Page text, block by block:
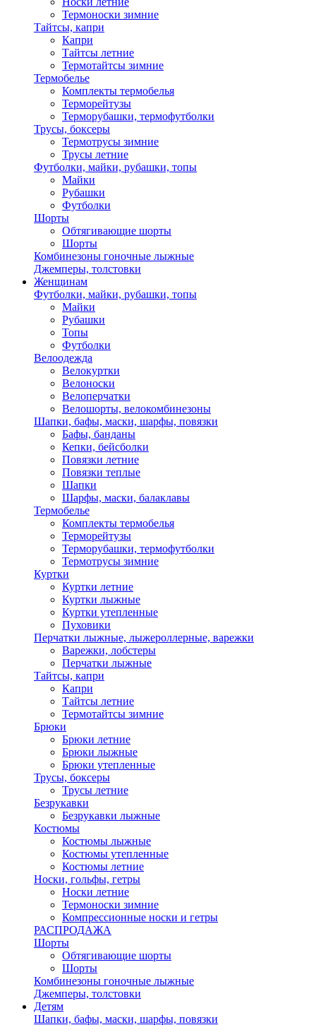
Термоноски зимние
Тайтсы, капри
Капри
Тайтсы летние
Термотайтсы зимние
Термобелье
Комплекты термобелья
Терморейтузы
Терморубашки, термофутболки
Трусы, боксеры
Термотрусы зимние
Трусы летние
Футболки, майки, рубашки, топы
Майки
Рубашки
Футболки
Шорты
Обтягивающие шорты
Шорты
Комбинезоны гоночные лыжные
Джемперы, толстовки
Женщинам
Футболки, майки, рубашки, топы
Майки
Рубашки
Топы
Футболки
Велоодежда
Велокуртки
Велоноски
Велоперчатки
Велошорты, велокомбинезоны
Шапки, бафы, маски, шарфы, повязки
Бафы, банданы
Кепки, бейсболки
Повязки летние
Повязки теплые
Шапки
Шарфы, маски, балаклавы
Термобелье
Комплекты термобелья
Терморейтузы
Терморубашки, термофутболки
Термотрусы зимние
Куртки
Куртки летние
Куртки лыжные
Куртки утепленные
Пуховики
Перчатки лыжные, лыжероллерные, варежки
Варежки, лобстеры
Перчатки лыжные
Тайтсы, капри
Капри
Тайтсы летние
Термотайтсы зимние
Брюки
Брюки летние
Брюки лыжные
Брюки утепленные
Трусы, боксеры
Трусы летние
Безрукавки
Безрукавки лыжные
Костюмы
Костюмы лыжные
Костюмы утепленные
Костюмы летние
Носки, гольфы, гетры
Носки летние
Термоноски зимние
Компрессионные носки и гетры
РАСПРОДАЖА
Шорты
Обтягивающие шорты
Шорты
Комбинезоны гоночные лыжные
Джемперы, толстовки
Детям
Шапки, бафы, маски, шарфы, повязки